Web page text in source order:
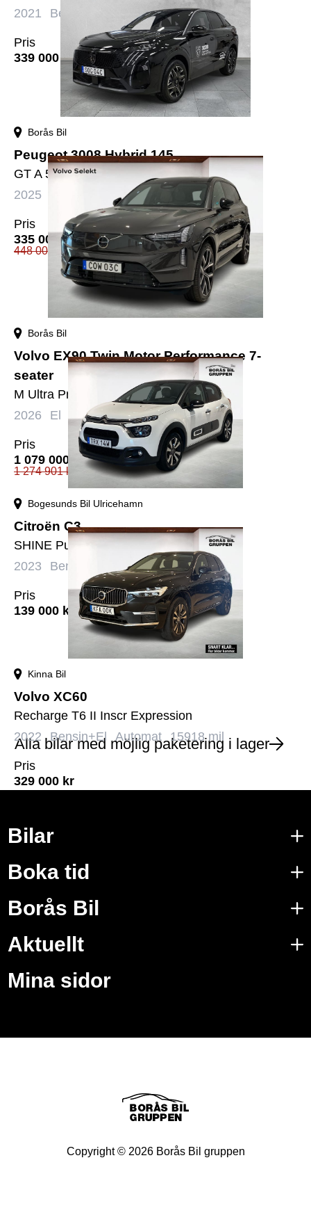
2021
Bensin Automat 10954 mil
Pris
339 000 kr
Borås Bil
Peugeot 3008 Hybrid 145
GT A 5-d SUV
2025
Automat 744 mil
Pris
335 000
kr
448 000 kr
Borås Bil
Volvo EX90 Twin Motor Performance 7-
seater
M Ultra Pro Edt 7s - Demobil
2026
El Automat 50 mil
Pris
1 079 000
kr
1 274 901 kr
Bogesunds Bil Ulricehamn
Citroën C3
SHINE Pure Tech 82 5-d
2023
Bensin Manuell 3000 mil
Pris
139 000 kr
Kinna Bil
Volvo XC60
Recharge T6 II Inscr Expression
2022
Bensin+El Automat 15918 mil
Pris
329 000 kr
Alla bilar med möjlig paketering i lager
Bilar
Boka tid
Borås Bil
Aktuellt
Mina sidor
Copyright © 2026 Borås Bil gruppen